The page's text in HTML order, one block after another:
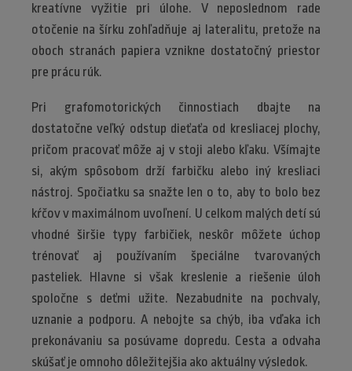
kreatívne vyžitie pri úlohe. V neposlednom rade
otočenie na šírku zohľadňuje aj lateralitu, pretože na
oboch stranách papiera vznikne dostatočný priestor
pre prácu rúk.
Pri grafomotorických činnostiach dbajte na
dostatočne veľký odstup dieťaťa od kresliacej plochy,
pričom pracovať môže aj v stoji alebo kľaku. Všímajte
si, akým spôsobom drží farbičku alebo iný kresliaci
nástroj. Spočiatku sa snažte len o to, aby to bolo bez
kŕčov v maximálnom uvoľnení. U celkom malých detí sú
vhodné širšie typy farbičiek, neskôr môžete úchop
trénovať aj používaním špeciálne tvarovaných
pasteliek. Hlavne si však kreslenie a riešenie úloh
spoločne s deťmi užite. Nezabudnite na pochvaly,
uznanie a podporu. A nebojte sa chýb, iba vďaka ich
prekonávaniu sa posúvame dopredu. Cesta a odvaha
skúšať je omnoho dôležitejšia ako aktuálny výsledok.